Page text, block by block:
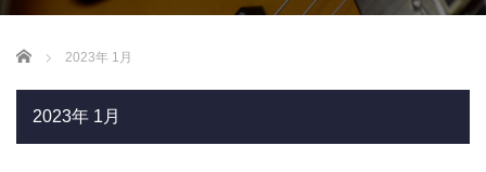
Home 2023年 1月
2023年 1月